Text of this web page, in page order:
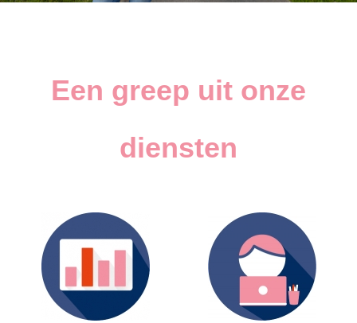
Een greep uit onze
diensten